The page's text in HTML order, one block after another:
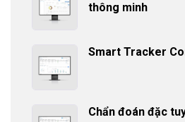
thông minh
Smart Tracker
Chẩn đoán đặc